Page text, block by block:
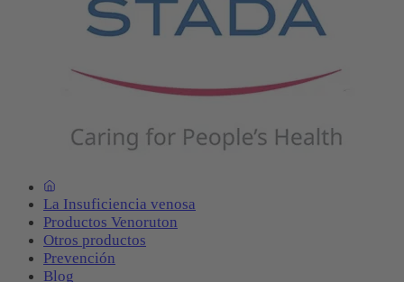
La Insuficiencia venosa
Productos Venoruton
Otros productos
Prevención
Blog